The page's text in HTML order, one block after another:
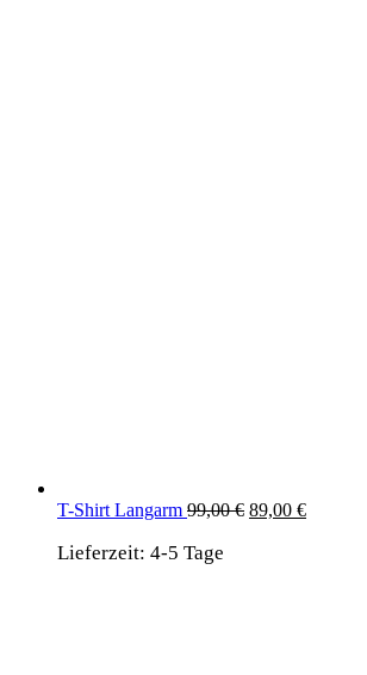
T-Shirt Langarm 99,00€ Ursprünglicher
89,00 €Aktueller
Lieferzeit: 4-5 Tage